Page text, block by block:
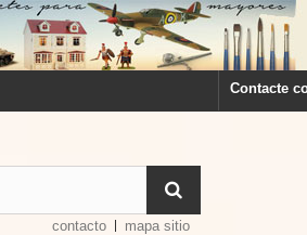
Contacte
contacto mapa sitio